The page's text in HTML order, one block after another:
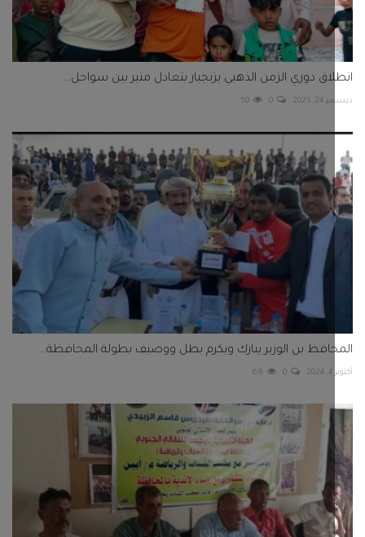
دوري الزمن الذهبي بزنجبار بتعادل مثير بين سواحل...
0
50
بن الوزير يبارك ويكرم بطل ووصيف بطولة المحافظة...
0
68